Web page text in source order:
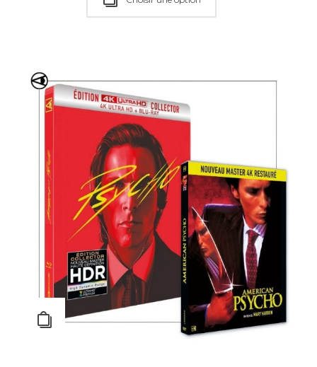
Choisir une option